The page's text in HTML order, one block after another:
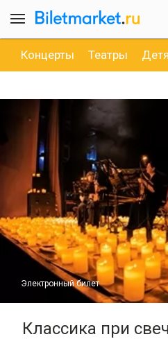
Концерты Театры
Классика при
Электронный билет